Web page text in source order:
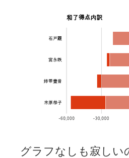
グラフなしも寂しい